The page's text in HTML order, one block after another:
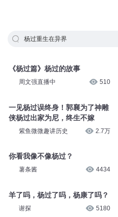
杨过重生在异界
《杨过篇》杨过的故事
周文强直播中 510
一见杨过误终身！郭襄为了神雕
侠杨过出家为尼，终生不嫁
紫鱼微微趣讲历史 2.7万
你看我像不像杨过？
薯条酱 4434
羊了吗，杨过了吗，杨康了吗？
谢探 5180